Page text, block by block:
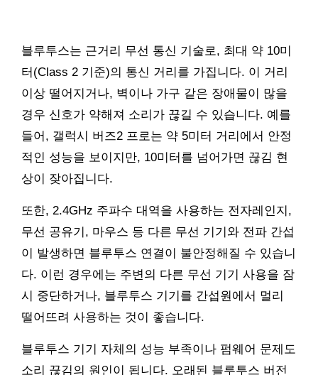
블루투스는 근거리 무선 통신 기술로, 최대 약 10미
터(Class 2 기준)의 통신 거리를 가집니다. 이 거리
이상 떨어지거나, 벽이나 가구 같은 장애물이 많을
경우 신호가 약해져 소리가 끊길 수 있습니다. 예를
들어, 갤럭시 버즈2 프로는 약 5미터 거리에서 안정
적인 성능을 보이지만, 10미터를 넘어가면 끊김 현
상이 잦아집니다.
또한, 2.4GHz 주파수 대역을 사용하는 전자레인지,
무선 공유기, 마우스 등 다른 무선 기기와 전파 간섭
이 발생하면 블루투스 연결이 불안정해질 수 있습니
다. 이런 경우에는 주변의 다른 무선 기기 사용을 잠
시 중단하거나, 블루투스 기기를 간섭원에서 멀리
떨어뜨려 사용하는 것이 좋습니다.
블루투스 기기 자체의 성능 부족이나 펌웨어 문제도
소리 끊김의 원인이 됩니다. 오래된 블루투스 버전